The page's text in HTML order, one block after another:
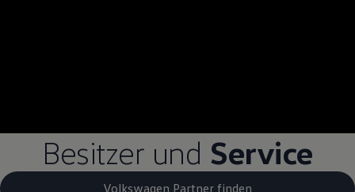
Besitzer und Service
Volkswagen Partner finden